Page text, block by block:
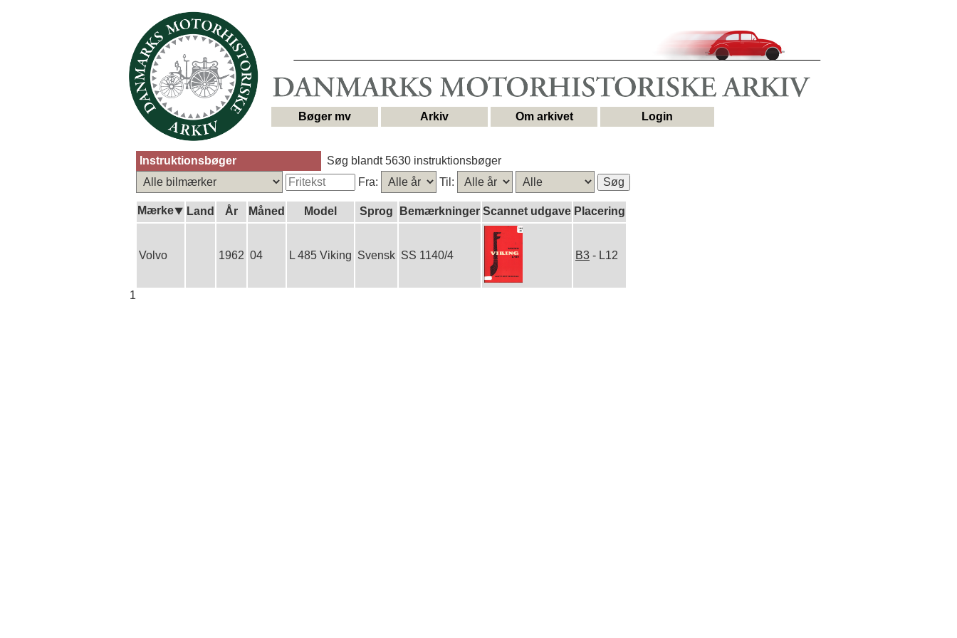
Bøger mv Arkiv Om arkivet Login
Instruktionsbøger
Søg blandt 5630 instruktionsbøger
Fra:
Til:
Mærke⯆ Land År Måned Model Sprog Bemærkninger Scannet udgave Placering
Volvo 1962 04 L 485 Viking Svensk SS 1140/4 B3 - L12
1